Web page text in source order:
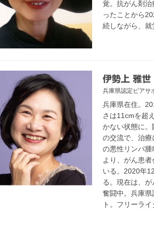
覚。抗がん剤
ったことから
続しながら、
伊勢上 雅世
兵庫県認定ピアサ
兵庫県在住。
さは11cmを超
かない状態に
の交流で、治療
の悪性リンパ
より、がん患
いる。2020年
る。現在は、
奮闘中。兵庫
ト。フリーライ